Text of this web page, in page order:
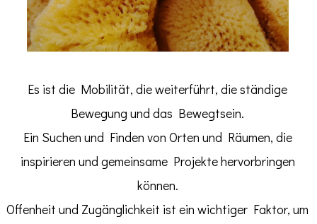
Es ist die Mobilität, die weiterführt, die ständige
Bewegung und das Bewegtsein.
Ein Suchen und Finden von Orten und Räumen, die
inspirieren und gemeinsame Projekte hervorbringen
können.
Offenheit und Zugänglichkeit ist ein wichtiger Faktor, um